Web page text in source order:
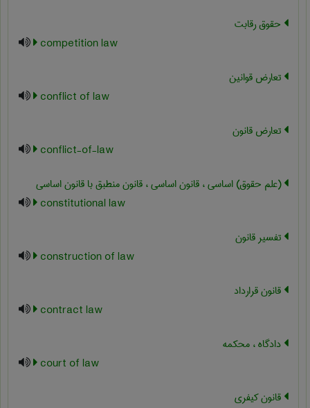
حقوق رقابت
competition law
تعارض قوانین
conflict of law
تعارض قانون
conflict-of-law
(علم حقوق) اساسی ، قانون اساسی ، قانون منطبق با قانون اساسی
constitutional law
تفسیر قانون
construction of law
قانون قرارداد
contract law
دادگاه ، محکمه
court of law
قانون کیفری